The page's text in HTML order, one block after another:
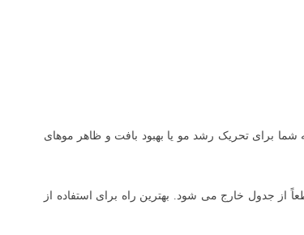
برای تحریک رشد مو یا بهبود بافت و ظاهر موهای
بین 80 تا 100 میلی گرم کافئین وجود دارد. مصرف 1200 میلی گرم کافئین سبب ایجاد تشنج کافی می شود؛ بنابراین 50 فنجان قطعاً از جدول خارج می شود. بهترین راه برای استفاده از